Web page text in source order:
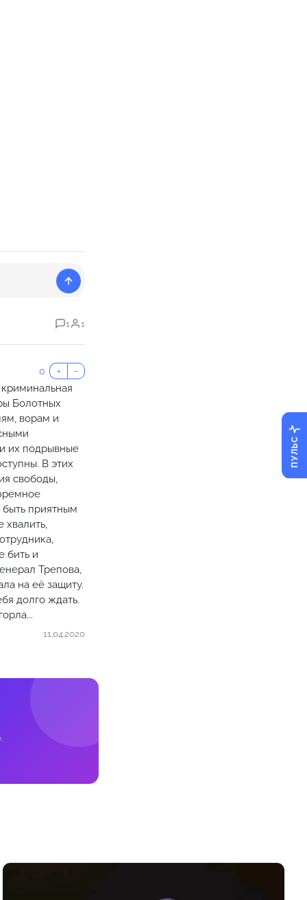
1 1
0 + −
криминальная
Болотных
ворам и
их подрывные
В этих
свободы,
быть приятным
хвалить,
бить и
Трепова,
на её защиту.
долго ждать.
11.04.2020
ПУЛЬС